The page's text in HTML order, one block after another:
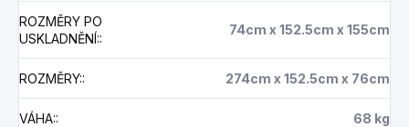
ROZMĚRY PO
USKLADNĚNÍ::
74cm x 152.5cm x 155cm
ROZMĚRY:: 274cm x 152.5cm x 76cm
VÁHA:: 68 kg